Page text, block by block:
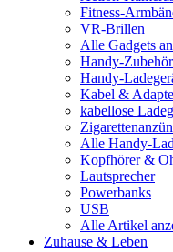
Fitness-
VR-Brillen
Alle Gadgets
Handy-Zubehör
Handy-
Kabel &
kabellose
Alle Handy-
Kopfhörer &
Lautsprecher
Powerbanks
USB
Alle Artikel
Zuhause & Leben